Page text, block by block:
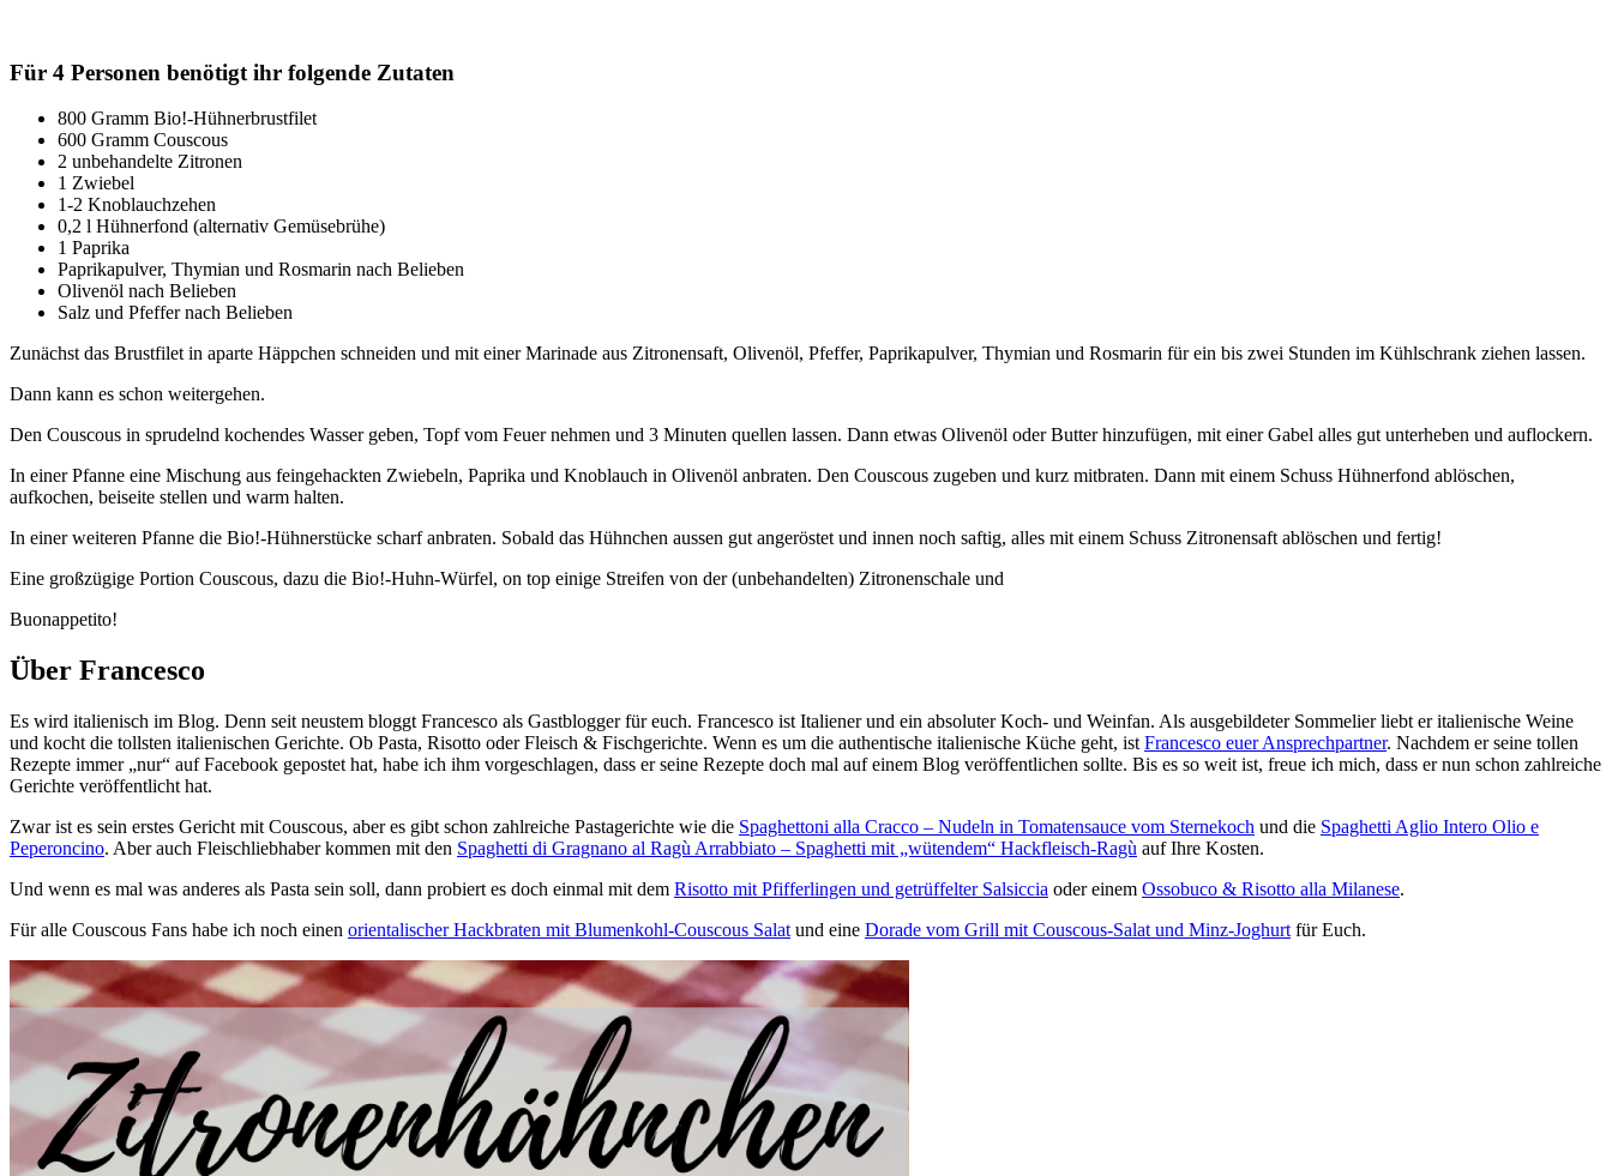
Für 4 Personen benötigt ihr folgende Zutaten
800 Gramm Bio!-Hühnerbrustfilet
600 Gramm Couscous
2 unbehandelte Zitronen
1 Zwiebel
1-2 Knoblauchzehen
0,2 l Hühnerfond (alternativ Gemüsebrühe)
1 Paprika
Paprikapulver, Thymian und Rosmarin nach Belieben
Olivenöl nach Belieben
Salz und Pfeffer nach Belieben
Zunächst das Brustfilet in aparte Häppchen schneiden und mit einer Marinade aus Zitronensaft, Olivenöl, Pfeffer, Paprikapulver, Thymian und Rosmarin für ein bis zwei Stunden im Kühlschrank ziehen lassen.
Dann kann es schon weitergehen.
Den Couscous in sprudelnd kochendes Wasser geben, Topf vom Feuer nehmen und 3 Minuten quellen lassen. Dann etwas Olivenöl oder Butter hinzufügen, mit einer Gabel alles gut unterheben und auflockern.
In einer Pfanne eine Mischung aus feingehackten Zwiebeln, Paprika und Knoblauch in Olivenöl anbraten. Den Couscous zugeben und kurz mitbraten. Dann mit einem Schuss Hühnerfond ablöschen,
aufkochen, beiseite stellen und warm halten.
In einer weiteren Pfanne die Bio!-Hühnerstücke scharf anbraten. Sobald das Hühnchen aussen gut angeröstet und innen noch saftig, alles mit einem Schuss Zitronensaft ablöschen und fertig!
Eine großzügige Portion Couscous, dazu die Bio!-Huhn-Würfel, on top einige Streifen von der (unbehandelten) Zitronenschale und
Buonappetito!
Über Francesco
Es wird italienisch im Blog. Denn seit neustem bloggt Francesco als Gastblogger für euch. Francesco ist Italiener und ein absoluter Koch- und Weinfan. Als ausgebildeter Sommelier liebt er italienische Weine
und kocht die tollsten italienischen Gerichte. Ob Pasta, Risotto oder Fleisch & Fischgerichte. Wenn es um die authentische italienische Küche geht, ist Francesco euer Ansprechpartner. Nachdem er seine tollen
Rezepte immer „nur“ auf Facebook gepostet hat, habe ich ihm vorgeschlagen, dass er seine Rezepte doch mal auf einem Blog veröffentlichen sollte. Bis es so weit ist, freue ich mich, dass er nun schon zahlreiche
Gerichte veröffentlicht hat.
Zwar ist es sein erstes Gericht mit Couscous, aber es gibt schon zahlreiche Pastagerichte wie die Spaghettoni alla Cracco – Nudeln in Tomatensauce vom Sternekoch und die Spaghetti Aglio Intero Olio e
Peperoncino. Aber auch Fleischliebhaber kommen mit den Spaghetti di Gragnano al Ragù Arrabbiato – Spaghetti mit „wütendem“ Hackfleisch-Ragù auf Ihre Kosten.
Und wenn es mal was anderes als Pasta sein soll, dann probiert es doch einmal mit dem Risotto mit Pfifferlingen und getrüffelter Salsiccia oder einem Ossobuco & Risotto alla Milanese.
Für alle Couscous Fans habe ich noch einen orientalischer Hackbraten mit Blumenkohl-Couscous Salat und eine Dorade vom Grill mit Couscous-Salat und Minz-Joghurt für Euch.